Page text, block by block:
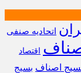
اتحادیه صنفی
اقتصاد
اصناف بسیج